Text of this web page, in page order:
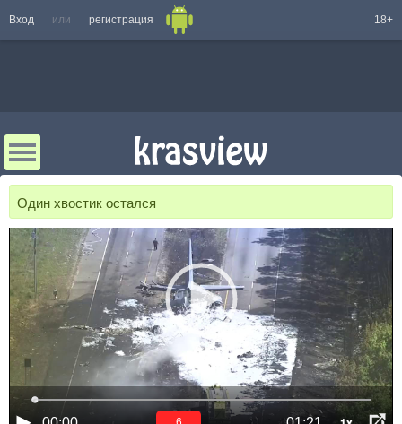
Вход или регистрация 18+
Один хвостик остался